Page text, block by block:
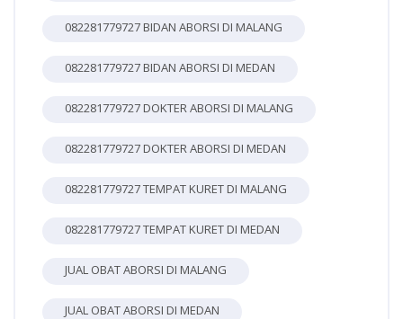
082281779727 BIDAN ABORSI DI MALANG
082281779727 BIDAN ABORSI DI MEDAN
082281779727 DOKTER ABORSI DI MALANG
082281779727 DOKTER ABORSI DI MEDAN
082281779727 TEMPAT KURET DI MALANG
082281779727 TEMPAT KURET DI MEDAN
JUAL OBAT ABORSI DI MALANG
JUAL OBAT ABORSI DI MEDAN